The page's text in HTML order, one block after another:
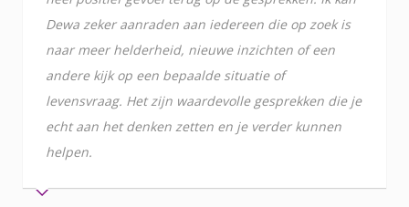
Dewa zeker aanraden aan iedereen die op zoek is
naar meer helderheid, nieuwe inzichten of een
andere kijk op een bepaalde situatie of
levensvraag. Het zijn waardevolle gesprekken die je
echt aan het denken zetten en je verder kunnen
helpen.